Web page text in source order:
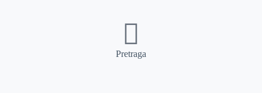
Pretraga